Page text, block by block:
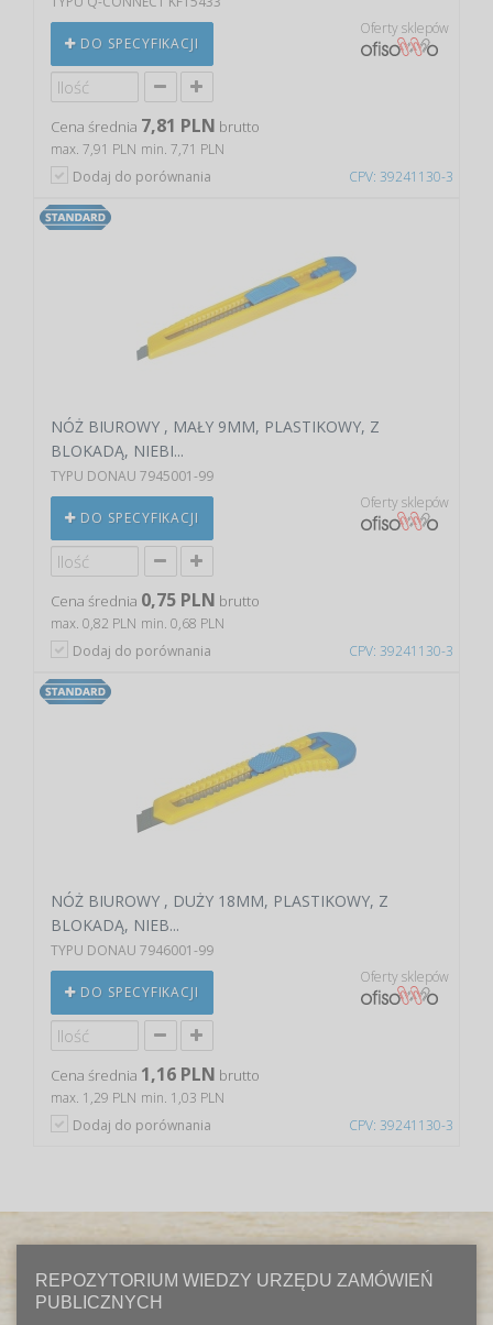
CPV: 39241130-3
DO SPECYFIKACJI
Oferty sklepów
Cena średnia 7,81 PLN brutto
max. 7,91 PLN min. 7,71 PLN
Dodaj do porównania
CPV: 39241130-3
NÓŻ BIUROWY , MAŁY 9MM, PLASTIKOWY, Z
BLOKADĄ, NIEBI...
TYPU DONAU 7945001-99
DO SPECYFIKACJI
Oferty sklepów
Cena średnia 0,75 PLN brutto
max. 0,82 PLN min. 0,68 PLN
Dodaj do porównania
CPV: 39241130-3
NÓŻ BIUROWY , DUŻY 18MM, PLASTIKOWY, Z
BLOKADĄ, NIEB...
TYPU DONAU 7946001-99
DO SPECYFIKACJI
Oferty sklepów
Cena średnia 1,16 PLN brutto
max. 1,29 PLN min. 1,03 PLN
Dodaj do porównania
REPOZYTORIUM WIEDZY URZĘDU ZAMÓWIEŃ
PUBLICZNYCH